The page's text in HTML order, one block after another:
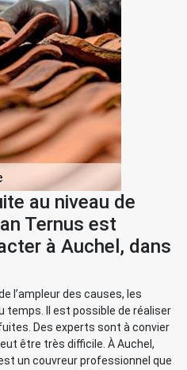
au niveau de
Ternus est
à Auchel, dans
l’ampleur des causes, les
temps. Il est possible de réaliser
Des experts sont à convier
être très difficile. À Auchel,
un couvreur professionnel que